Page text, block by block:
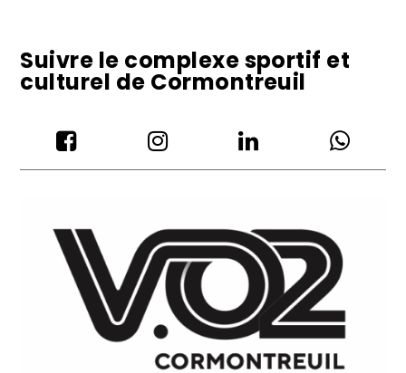
Suivre le complexe sportif et
culturel de Cormontreuil
   